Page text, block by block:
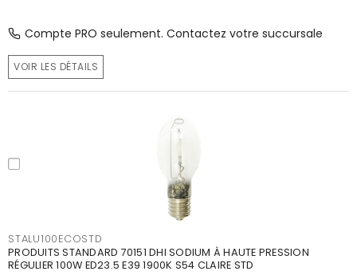
Compte PRO seulement. Contactez votre succursale
VOIR LES DÉTAILS
STALU100ECOSTD
PRODUITS STANDARD 70151 DHI SODIUM À HAUTE PRESSION
RÉGULIER 100W ED23.5 E39 1900K S54 CLAIRE STD